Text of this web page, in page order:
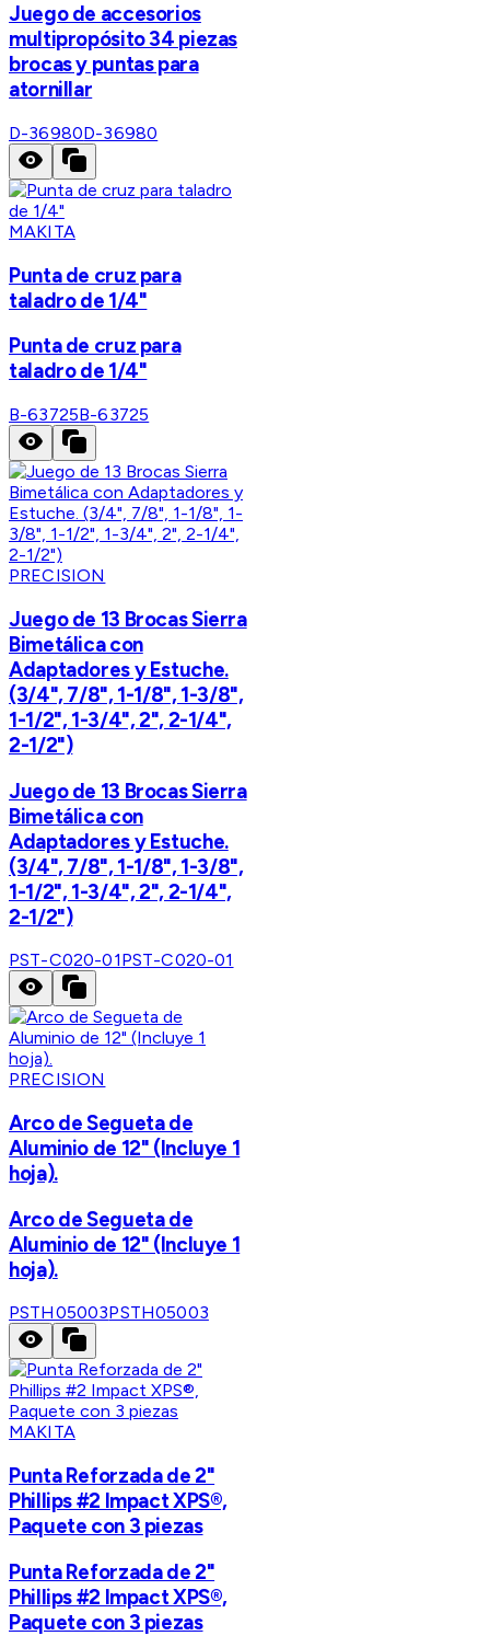
Juego de accesorios
multipropósito 34 piezas
brocas y puntas para
atornillar
D-36980D-36980
MAKITA
Punta de cruz para
taladro de 1/4"
Punta de cruz para
taladro de 1/4"
B-63725B-63725
PRECISION
Juego de 13 Brocas Sierra
Bimetálica con
Adaptadores y Estuche.
(3/4", 7/8", 1-1/8", 1-3/8",
1-1/2", 1-3/4", 2", 2-1/4",
2-1/2")
Juego de 13 Brocas Sierra
Bimetálica con
Adaptadores y Estuche.
(3/4", 7/8", 1-1/8", 1-3/8",
1-1/2", 1-3/4", 2", 2-1/4",
2-1/2")
PST-C020-01PST-C020-01
PRECISION
Arco de Segueta de
Aluminio de 12" (Incluye 1
hoja).
Arco de Segueta de
Aluminio de 12" (Incluye 1
hoja).
PSTH05003PSTH05003
MAKITA
Punta Reforzada de 2"
Phillips #2 Impact XPS®,
Paquete con 3 piezas
Punta Reforzada de 2"
Phillips #2 Impact XPS®,
Paquete con 3 piezas